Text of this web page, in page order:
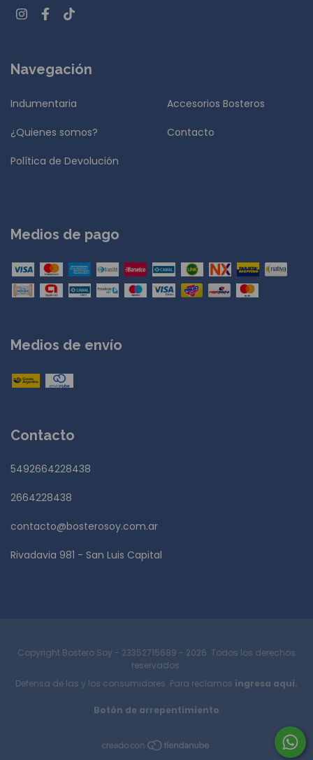
Navegación
Indumentaria Accesorios Bosteros
¿Quienes somos? Contacto
Política de Devolución
Medios de pago
Medios de envío
Contacto
5492664228438
2664228438
contacto@bosterosoy.com.ar
Rivadavia 981 - San Luis Capital
Copyright Bostero Soy - 23352715689 - 2026. Todos los derechos
reservados.
Defensa de las y los consumidores. Para reclamos ingresa aquí.
Botón de arrepentimiento